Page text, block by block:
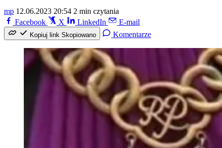
mp 12.06.2023 20:54 2 min czytania
Facebook
X LinkedIn E-mail
Kopiuj link Skopiowano Komentarze